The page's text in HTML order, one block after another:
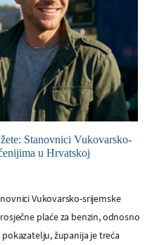
Stanovnici Vukovarsko-
u Hrvatskoj
Vukovarsko-srijemske
plaće za benzin, odnosno
županija je treća